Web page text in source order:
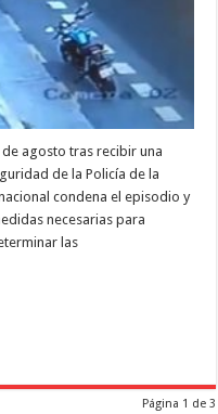
POR
UNA
PATADA
UN
AGENTE
DE
agosto tras recibir una
de la Policía de la
condena el episodio y
necesarias para
las
Página 1 de 3